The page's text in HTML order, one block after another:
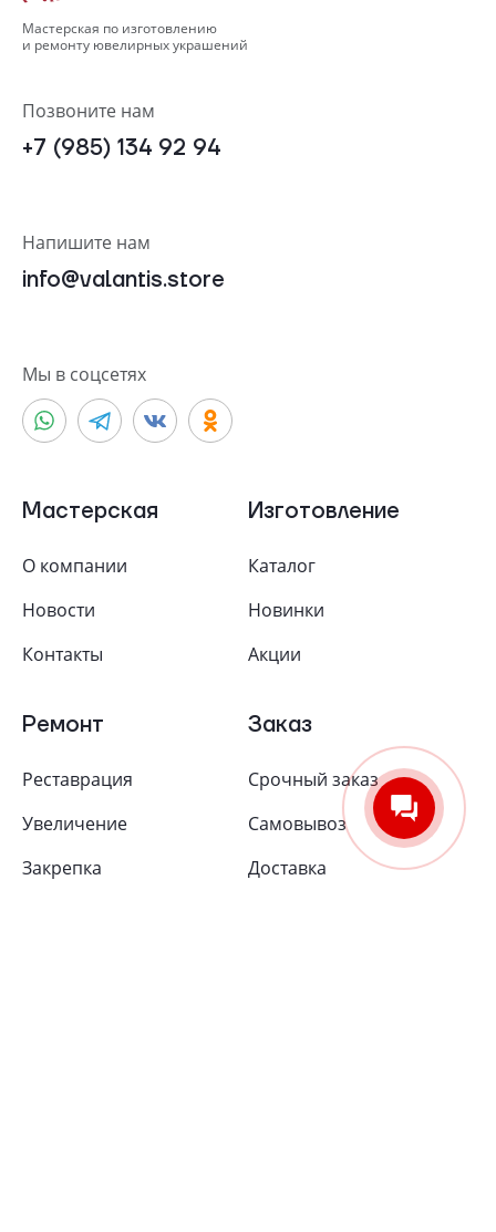
Мастерская по изготовлению
и ремонту ювелирных украшений
Позвоните нам
+7 (985) 134 92 94
Напишите нам
info@valantis.store
Мы в соцсетях
Мастерская
О компании
Новости
Контакты
Изготовление
Каталог
Новинки
Акции
Ремонт
Реставрация
Увеличение
Закрепка
Заказ
Срочный заказ
Самовывоз
Доставка